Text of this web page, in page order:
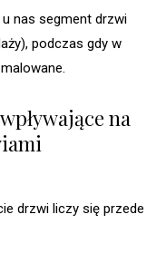
nas segment drzwi
podczas gdy w
na
drzwi liczy się przede